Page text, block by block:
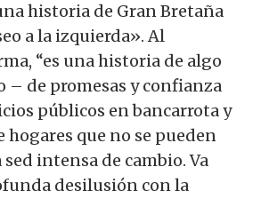
historia de Gran Bretaña
a la izquierda». Al
“es una historia de algo
– de promesas y confianza
públicos en bancarrota y
hogares que no se pueden
intensa de cambio. Va
desilusión con la